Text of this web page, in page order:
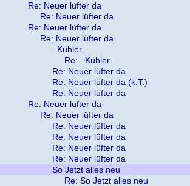
Re: Neuer lüfter da
Re: Neuer lüfter da
Re: Neuer lüfter da
Re: Neuer lüfter da
..Kühler..
Re: ..Kühler..
Re: Neuer lüfter da
Re: Neuer lüfter da (k.T.)
Re: Neuer lüfter da
Re: Neuer lüfter da
Re: Neuer lüfter da
Re: Neuer lüfter da
Re: Neuer lüfter da
Re: Neuer lüfter da
Re: Neuer lüfter da
So Jetzt alles neu
Re: So Jetzt alles neu